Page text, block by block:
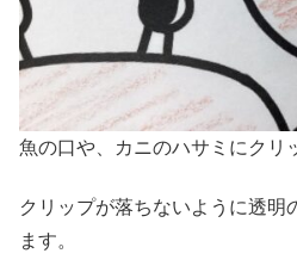
魚の口や、カニのハサミにクリ
クリップが落ちないように透明
ます。